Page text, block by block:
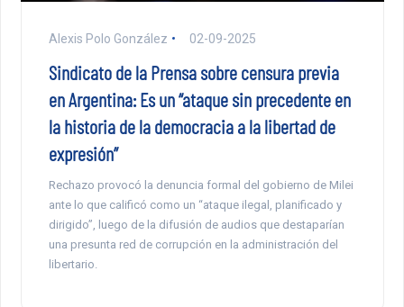
Alexis Polo González 02-09-2025
Sindicato de la Prensa sobre censura previa
en Argentina: Es un “ataque sin precedente en
la historia de la democracia a la libertad de
expresión”
Rechazo provocó la denuncia formal del gobierno de Milei
ante lo que calificó como un “ataque ilegal, planificado y
dirigido”, luego de la difusión de audios que destaparían
una presunta red de corrupción en la administración del
libertario.